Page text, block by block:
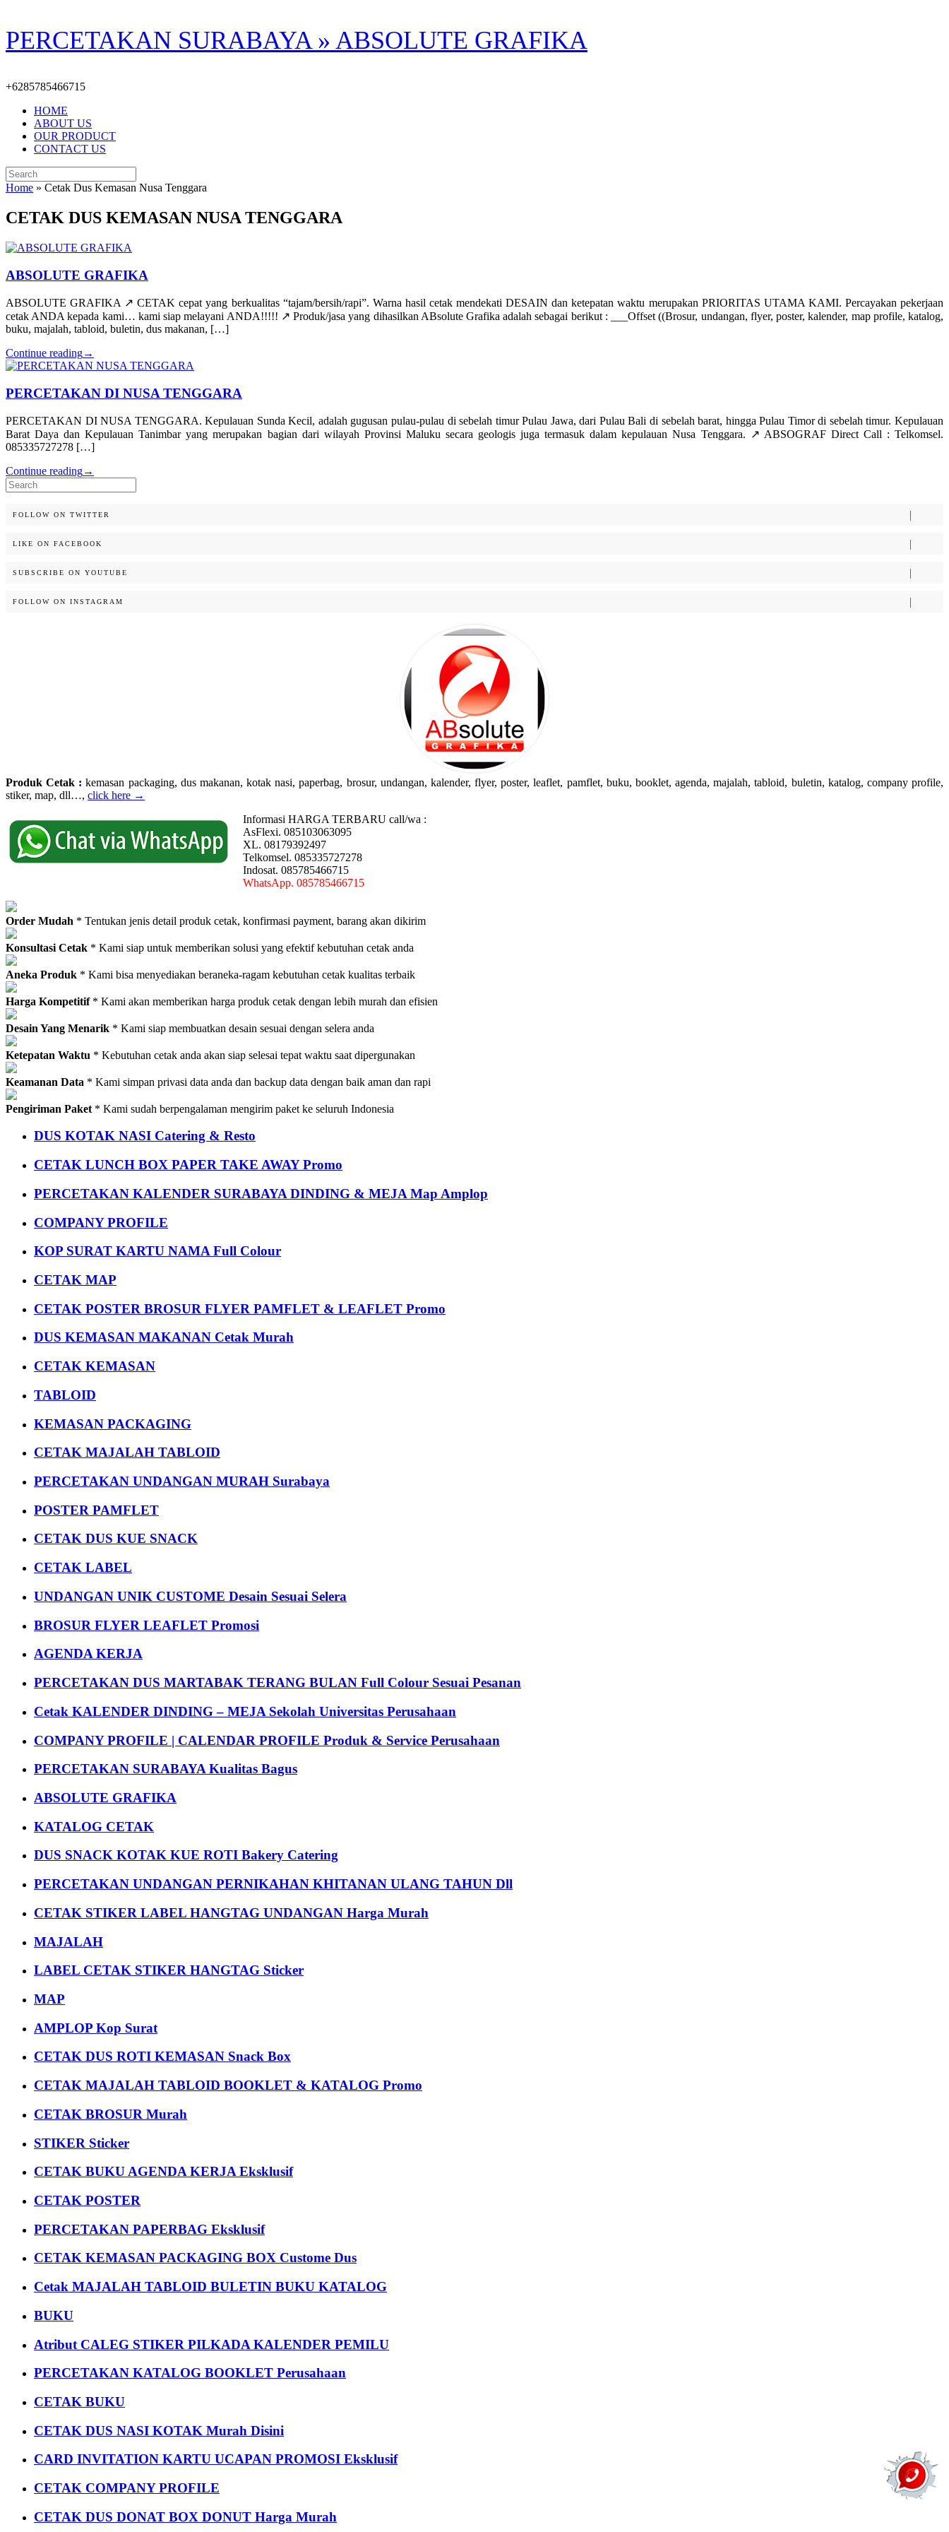
Skip
to
content
PERCETAKAN SURABAYA » ABSOLUTE GRAFIKA
+6285785466715
HOME
ABOUT US
OUR PRODUCT
CONTACT US
Search
for:
Home » Cetak Dus Kemasan Nusa Tenggara
CETAK DUS KEMASAN NUSA TENGGARA
ABSOLUTE GRAFIKA
ABSOLUTE GRAFIKA ↗️ CETAK cepat yang berkualitas “tajam/bersih/rapi”. Warna hasil cetak mendekati DESAIN dan ketepatan waktu merupakan PRIORITAS UTAMA KAMI. Percayakan pekerjaan
cetak ANDA kepada kami… kami siap melayani ANDA!!!!! ↗️ Produk/jasa yang dihasilkan ABsolute Grafika adalah sebagai berikut : ___Offset ((Brosur, undangan, flyer, poster, kalender, map profile, katalog,
buku, majalah, tabloid, buletin, dus makanan, […]
Continue reading→
PERCETAKAN DI NUSA TENGGARA
PERCETAKAN DI NUSA TENGGARA. Kepulauan Sunda Kecil, adalah gugusan pulau-pulau di sebelah timur Pulau Jawa, dari Pulau Bali di sebelah barat, hingga Pulau Timor di sebelah timur. Kepulauan
Barat Daya dan Kepulauan Tanimbar yang merupakan bagian dari wilayah Provinsi Maluku secara geologis juga termasuk dalam kepulauan Nusa Tenggara. ↗️ ABSOGRAF Direct Call : Telkomsel.
085335727278 […]
Continue reading→
Search
for:
FOLLOW ON TWITTER
LIKE ON FACEBOOK
SUBSCRIBE ON YOUTUBE
FOLLOW ON INSTAGRAM
Produk Cetak : kemasan packaging, dus makanan, kotak nasi, paperbag, brosur, undangan, kalender, flyer, poster, leaflet, pamflet, buku, booklet, agenda, majalah, tabloid, buletin, katalog, company profile,
stiker, map, dll…, click here →
Informasi HARGA TERBARU call/wa :
AsFlexi. 085103063095
XL. 08179392497
Telkomsel. 085335727278
Indosat. 085785466715
WhatsApp. 085785466715
Order Mudah * Tentukan jenis detail produk cetak, konfirmasi payment, barang akan dikirim
Konsultasi Cetak * Kami siap untuk memberikan solusi yang efektif kebutuhan cetak anda
Aneka Produk * Kami bisa menyediakan beraneka-ragam kebutuhan cetak kualitas terbaik
Harga Kompetitif* Kami akan memberikan harga produk cetak dengan lebih murah dan efisien
Desain Yang Menarik * Kami siap membuatkan desain sesuai dengan selera anda
Ketepatan Waktu * Kebutuhan cetak anda akan siap selesai tepat waktu saat dipergunakan
Keamanan Data * Kami simpan privasi data anda dan backup data dengan baik aman dan rapi
Pengiriman Paket * Kami sudah berpengalaman mengirim paket ke seluruh Indonesia
DUS KOTAK NASI Catering & Resto
CETAK LUNCH BOX PAPER TAKE AWAY Promo
PERCETAKAN KALENDER SURABAYA DINDING & MEJA Map Amplop
COMPANY PROFILE
KOP SURAT KARTU NAMA Full Colour
CETAK MAP
CETAK POSTER BROSUR FLYER PAMFLET & LEAFLET Promo
DUS KEMASAN MAKANAN Cetak Murah
CETAK KEMASAN
TABLOID
KEMASAN PACKAGING
CETAK MAJALAH TABLOID
PERCETAKAN UNDANGAN MURAH Surabaya
POSTER PAMFLET
CETAK DUS KUE SNACK
CETAK LABEL
UNDANGAN UNIK CUSTOME Desain Sesuai Selera
BROSUR FLYER LEAFLET Promosi
AGENDA KERJA
PERCETAKAN DUS MARTABAK TERANG BULAN Full Colour Sesuai Pesanan
Cetak KALENDER DINDING – MEJA Sekolah Universitas Perusahaan
COMPANY PROFILE | CALENDAR PROFILE Produk & Service Perusahaan
PERCETAKAN SURABAYA Kualitas Bagus
ABSOLUTE GRAFIKA
KATALOG CETAK
DUS SNACK KOTAK KUE ROTI Bakery Catering
PERCETAKAN UNDANGAN PERNIKAHAN KHITANAN ULANG TAHUN Dll
CETAK STIKER LABEL HANGTAG UNDANGAN Harga Murah
MAJALAH
LABEL CETAK STIKER HANGTAG Sticker
MAP
AMPLOP Kop Surat
CETAK DUS ROTI KEMASAN Snack Box
CETAK MAJALAH TABLOID BOOKLET & KATALOG Promo
CETAK BROSUR Murah
STIKER Sticker
CETAK BUKU AGENDA KERJA Eksklusif
CETAK POSTER
PERCETAKAN PAPERBAG Eksklusif
CETAK KEMASAN PACKAGING BOX Custome Dus
Cetak MAJALAH TABLOID BULETIN BUKU KATALOG
BUKU
Atribut CALEG STIKER PILKADA KALENDER PEMILU
PERCETAKAN KATALOG BOOKLET Perusahaan
CETAK BUKU
CETAK DUS NASI KOTAK Murah Disini
CARD INVITATION KARTU UCAPAN PROMOSI Eksklusif
CETAK COMPANY PROFILE
CETAK DUS DONAT BOX DONUT Harga Murah